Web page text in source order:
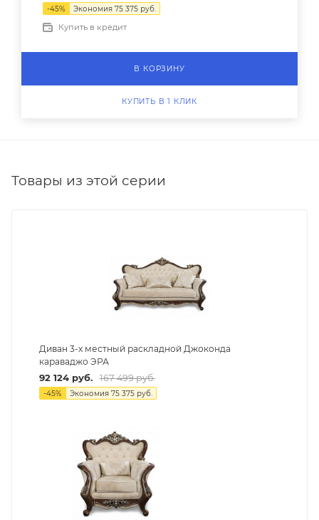
-45% Экономия 75 375 руб.
Купить в кредит
В КОРЗИНУ
КУПИТЬ В 1 КЛИК
Товары из этой серии
Диван 3-х местный раскладной Джоконда
караваджо ЭРА
92 124руб. 167 499руб.
-45% Экономия 75 375руб.